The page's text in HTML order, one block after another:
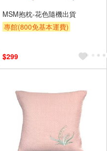
MSM抱枕-花色隨機出貨
專館(800免基本運費)
$299